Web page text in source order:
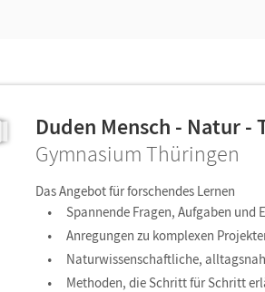
Duden Mensch - Natur -
Gymnasium Thüringen
Das Angebot für forschendes Lernen
Spannende Fragen, Aufgaben und
Anregungen zu komplexen
Naturwissenschaftliche,
Methoden, die Schritt für Schritt